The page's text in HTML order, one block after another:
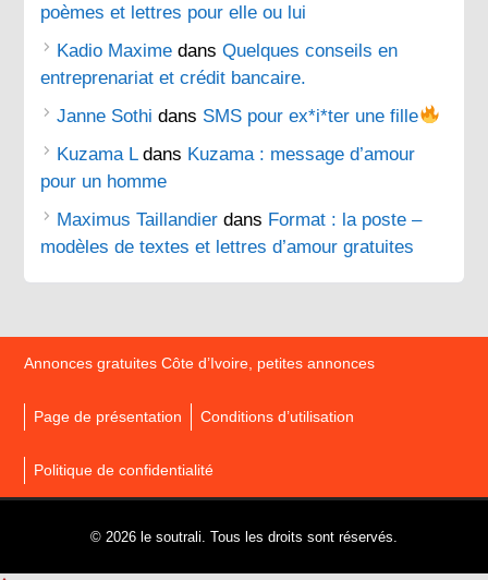
poèmes et lettres pour elle ou lui
Kadio Maxime dansQuelques conseils en
entreprenariat et crédit bancaire.
Janne Sothi dans SMS pour ex*i*ter une fille
Kuzama Ldans Kuzama : message d’amour
pour un homme
Maximus Taillandier dans Format : la poste –
modèles de textes et lettres d’amour gratuites
Annonces gratuites Côte d’Ivoire, petites annonces
Page de présentation Conditions d’utilisation
Politique de confidentialité
© 2026 le soutrali. Tous les droits sont réservés.